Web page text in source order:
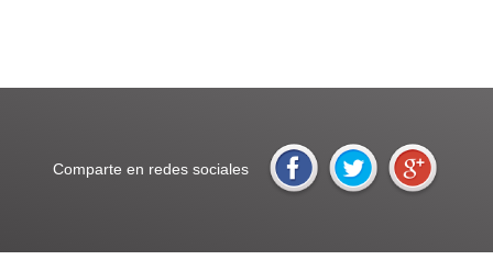
Comparte en redes sociales